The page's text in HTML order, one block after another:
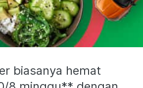
biasanya hemat